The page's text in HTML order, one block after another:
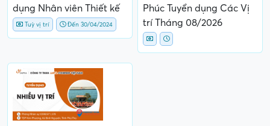
dụng Nhân viên Thiết kế
Tuỳ vị trí Đến 30/04/2024
Phúc Tuyển dụng Các Vị
trí Tháng 08/2026